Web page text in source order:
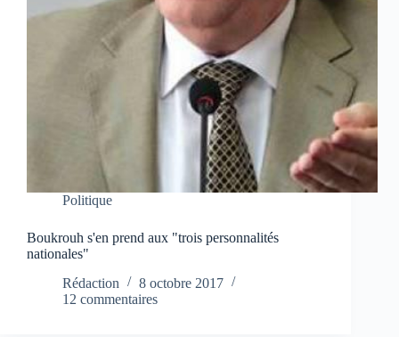
Politique
Boukrouh s'en prend aux "trois personnalités
nationales"
Rédaction
8 octobre 2017
12 commentaires